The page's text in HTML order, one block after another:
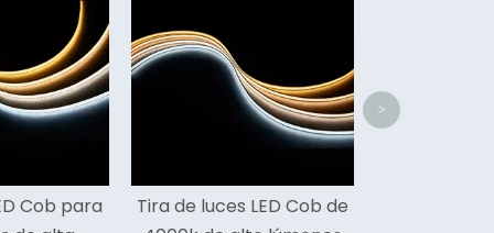
luces LED Cob de
>